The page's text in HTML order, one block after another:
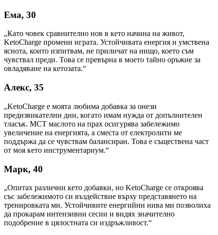
Ема, 30
„Като човек сравнително нов в кето начина на живот,
KetoCharge промени играта. Устойчивата енергия и умствена
яснота, които изпитвам, не приличат на нищо, което съм
чувствал преди. Това се превърна в моето тайно оръжие за
овладяване на кетозата.“
Алекс, 35
„KetoCharge е моята любима добавка за онези
предизвикателни дни, когато имам нужда от допълнителен
тласък. MCT маслото на прах осигурява забележимо
увеличение на енергията, а сместа от електролити ме
поддържа да се чувствам балансиран. Това е съществена част
от моя кето инструментариум.“
Марк, 40
„Опитах различни кето добавки, но KetoCharge се откроява
със забележимото си въздействие върху представянето на
тренировката ми. Устойчивите енергийни нива ми позволиха
да прокарам интензивни сесии и видях значително
подобрение в цялостната си издръжливост.“